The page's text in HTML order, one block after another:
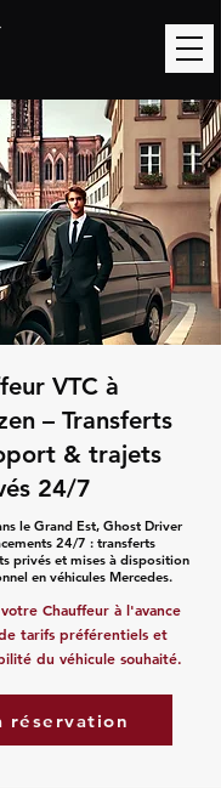
VTC à
– Transferts
& trajets
24/7
le Grand Est, Ghost Driver
24/7 : transferts
privés et mises à disposition
en véhicules Mercedes.
Chauffeur à l'avance
tarifs préférentiels et
du véhicule souhaité.
réservation